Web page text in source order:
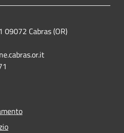
09072 Cabras (OR)